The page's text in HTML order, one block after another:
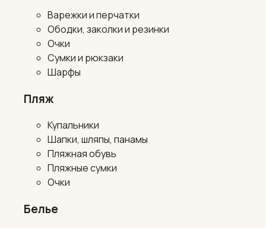
Варежки и перчатки
Ободки, заколки и резинки
Очки
Сумки и рюкзаки
Шарфы
Пляж
Купальники
Шапки, шляпы, панамы
Пляжная обувь
Пляжные сумки
Очки
Белье